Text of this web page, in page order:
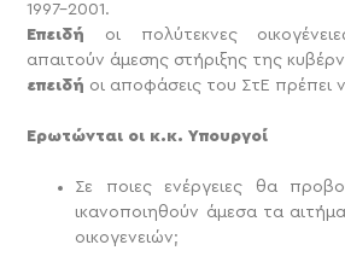
1997-2001.
Επειδή οι πολύτεκνες
απαιτούν άμεσης στήριξης της
επειδή οι αποφάσεις του ΣτΕ πρέπει
Ερωτώνται οι κ.κ. Υπουργοί
Σε ποιες ενέργειες θα
ικανοποιηθούν άμεσα τα
οικογενειών;